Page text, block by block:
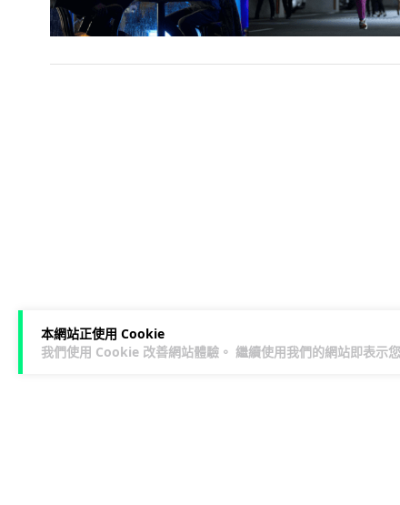
本網站正使用 Cookie
我們使用 Cookie 改善網站體驗。 繼續使用我們的網站即表示